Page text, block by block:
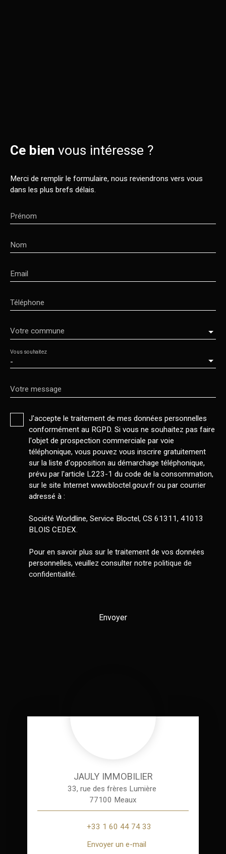
Ce bien vous intéresse ?
Merci de remplir le formulaire, nous reviendrons vers vous
dans les plus brefs délais.
Prénom
Nom
Email
Téléphone
Votre commune
-
Vous souhaitez
Votre message
J'accepte le traitement de mes données personnelles
conformément au RGPD. Si vous ne souhaitez pas faire
l'objet de prospection commerciale par voie
téléphonique, vous pouvez vous inscrire gratuitement
sur la liste d'opposition au démarchage téléphonique,
prévu par l'article L223-1 du code de la consommation,
sur le site Internet www.bloctel.gouv.fr ou par courrier
adressé à :
Société Worldline, Service Bloctel, CS 61311, 41013
BLOIS CEDEX.
Pour en savoir plus sur le traitement de vos données
personnelles, veuillez consulter notre politique de
confidentialité
Envoyer
JAULY IMMOBILIER
33, rue des frères Lumière
77100 Meaux
+33 1 60 44 74 33
Envoyer un e-mail